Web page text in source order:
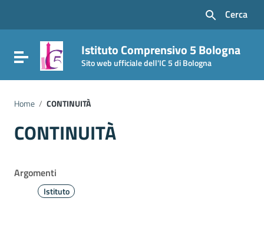
Vai al footer
Cerca
Attiva / disattiva la navigazione
Istituto Comprensivo 5 Bologna
Sito web ufficiale dell'IC 5 di Bologna
Home / CONTINUITÀ
CONTINUITÀ
Argomenti
Istituto